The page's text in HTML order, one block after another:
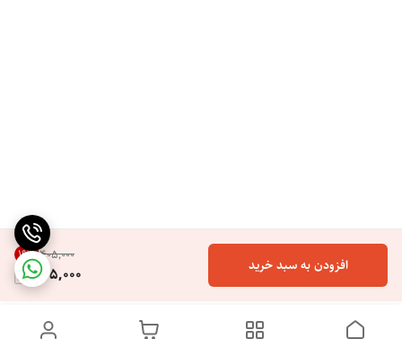
۴۰۵٬۰۰۰ 19%
325,000 افزودن به سبد خرید